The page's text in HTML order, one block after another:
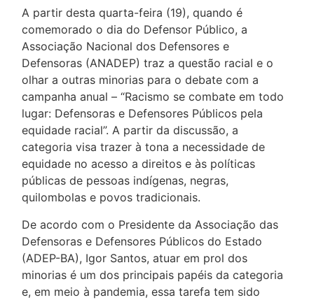
A partir desta quarta-feira (19), quando é
comemorado o dia do Defensor Público, a
Associação Nacional dos Defensores e
Defensoras (ANADEP) traz a questão racial e o
olhar a outras minorias para o debate com a
campanha anual – “Racismo se combate em todo
lugar: Defensoras e Defensores Públicos pela
equidade racial”. A partir da discussão, a
categoria visa trazer à tona a necessidade de
equidade no acesso a direitos e às políticas
públicas de pessoas indígenas, negras,
quilombolas e povos tradicionais.
De acordo com o Presidente da Associação das
Defensoras e Defensores Públicos do Estado
(ADEP-BA), Igor Santos, atuar em prol dos
minorias é um dos principais papéis da categoria
e, em meio à pandemia, essa tarefa tem sido